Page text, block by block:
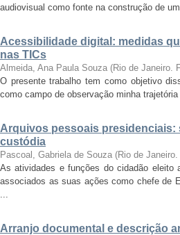
audiovisual como fonte na construção de
Acessibilidade digital: medidas
nas TICs
Almeida, Ana Paula Souza (Rio de Janeiro.
O presente trabalho tem como objetivo
como campo de observação minha
Arquivos pessoais
custódia
Pascoal, Gabriela de Souza (Rio de
As atividades e funções do cidadão eleito
associados as suas ações como chefe de
...
Arranjo documental e descrição